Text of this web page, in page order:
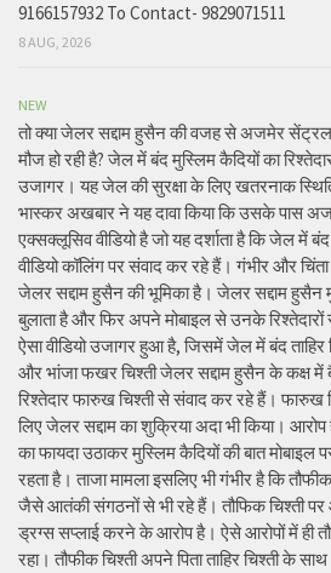
9166157932 To Contact- 9829071511
8 AUG, 2026
NEW
तो क्या जेलर सद्दाम हुसैन की वजह से अजमेर
मौज हो रही है? जेल में बंद मुस्लिम कैदियों का
उजागर। यह जेल की सुरक्षा के लिए खतरनाक
भास्कर अखबार ने यह दावा किया कि उसके पास
एक्सक्लूसिव वीडियो है जो यह दर्शाता है कि जेल में
वीडियो कॉलिंग पर संवाद कर रहे हैं। गंभीर और
जेलर सद्दाम हुसैन की भूमिका है। जेलर सद्दाम हुसैन
बुलाता है और फिर अपने मोबाइल से उनके
ऐसा वीडियो उजागर हुआ है, जिसमें जेल में बंद ताहिर
और भांजा फखर चिश्ती जेलर सद्दाम हुसैन के कक्ष
रिश्तेदार फारुख चिश्ती से संवाद कर रहे हैं। फारुख
लिए जेलर सद्दाम का शुक्रिया अदा भी किया।
का फायदा उठाकर मुस्लिम कैदियों की बात मोबाइल
रहता है। ताजा मामला इसलिए भी गंभीर है कि
जैसे आतंकी संगठनों से भी रहे हैं। तौफिक चिश्ती
ड्रग्स सप्लाई करने के आरोप है। ऐसे आरोपों में ही
रहा। तौफीक चिश्ती अपने पिता ताहिर चिश्ती के